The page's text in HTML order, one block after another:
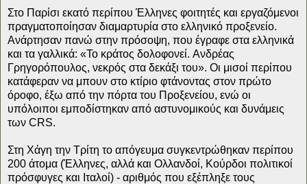
Στο Παρίσι εκατό περίπου Έλληνες φοιτητές και εργαζόμενοι
πραγματοποίησαν διαμαρτυρία στο ελληνικό προξενείο.
Ανάρτησαν πανώ στην πρόσοψη, που έγραφε στα ελληνικά
και τα γαλλικά: «Το κράτος δολοφονεί. Aνδρέας
Γρηγορόπουλος, νεκρός στα δεκάξι του». Οι μισοί περίπου
κατάφεραν να μπουν στο κτίριο φτάνοντας στον πρώτο
όροφο, έξω από την πόρτα του Προξενείου, ενώ οι
υπόλοιποι εμποδίστηκαν από αστυνομικούς και δυνάμεις
των CRS.
Στη Χάγη την Τρίτη το απόγευμα συγκεντρώθηκαν περίπου
200 άτομα (Έλληνες, αλλά και Ολλανδοί, Κούρδοι πολιτικοί
πρόσφυγες και Ιταλοί) - αριθμός που εξέπληξε τους